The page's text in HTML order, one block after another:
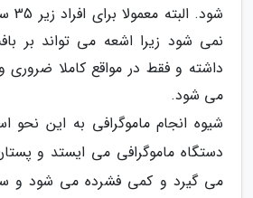
شود.
نمی شود زیرا اشعه می تواند بر
داشته و فقط در مواقع کاملا ضروری
می شود.
شیوه انجام ماموگرافی به این نحو
دستگاه ماموگرافی می ایستد و